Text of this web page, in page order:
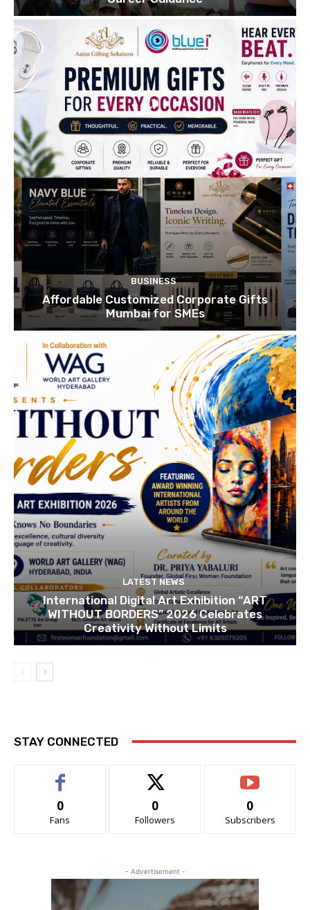
BUSINESS
Affordable Customized Corporate Gifts
Mumbai for SMEs
LATEST NEWS
International Digital Art Exhibition “ART
WITHOUT BORDERS” 2026 Celebrates
Creativity Without Limits
STAY CONNECTED
0
Fans
0
Followers
0
Subscribers
- Advertisement -